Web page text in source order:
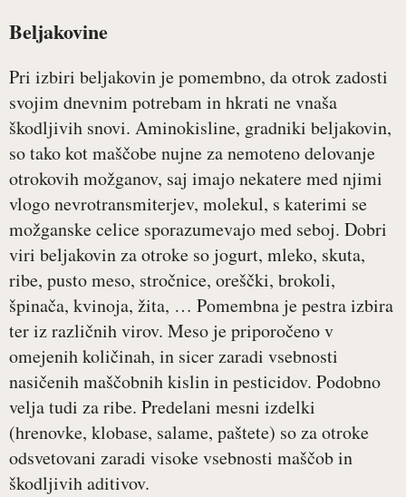
Beljakovine
Pri izbiri beljakovin je pomembno, da otrok zadosti
svojim dnevnim potrebam in hkrati ne vnaša
škodljivih snovi. Aminokisline, gradniki beljakovin,
so tako kot maščobe nujne za nemoteno delovanje
otrokovih možganov, saj imajo nekatere med njimi
vlogo nevrotransmiterjev, molekul, s katerimi se
možganske celice sporazumevajo med seboj. Dobri
viri beljakovin za otroke so jogurt, mleko, skuta,
ribe, pusto meso, stročnice, oreščki, brokoli,
špinača, kvinoja, žita, … Pomembna je pestra izbira
ter iz različnih virov. Meso je priporočeno v
omejenih količinah, in sicer zaradi vsebnosti
nasičenih maščobnih kislin in pesticidov. Podobno
velja tudi za ribe. Predelani mesni izdelki
(hrenovke, klobase, salame, paštete) so za otroke
odsvetovani zaradi visoke vsebnosti maščob in
škodljivih aditivov.